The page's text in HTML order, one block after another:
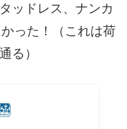
ッドレス、ナンカ
った！（これは荷
る）